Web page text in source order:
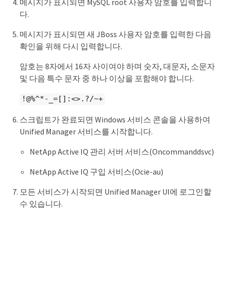
메시지가 표시되면 MySQL root 사용자 암호를 입력합니
다.
메시지가 표시되면 새 JBoss 사용자 암호를 입력한 다음
확인을 위해 다시 입력합니다.
암호는 8자에서 16자 사이여야 하며 숫자, 대문자, 소문자
및 다음 특수 문자 중 하나 이상을 포함해야 합니다.
!@%^*-_=[]:<>.?/~+
스크립트가 완료되면 Windows 서비스 콘솔을 사용하여
Unified Manager 서비스를 시작합니다.
NetApp Active IQ 관리 서버 서비스(Oncommanddsvc)
NetApp Active IQ 구입 서비스(Ocie-au)
모든 서비스가 시작되면 Unified Manager UI에 로그인할
수 있습니다.